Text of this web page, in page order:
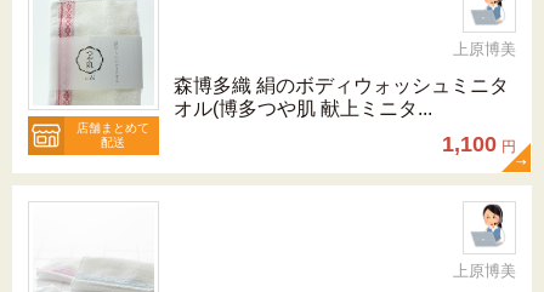
店舗まとめて
配送
上原博美
森博多織 絹のボディウォッシュミニタ
オル(博多つや肌 献上ミニタ...
1,100 円
上原博美